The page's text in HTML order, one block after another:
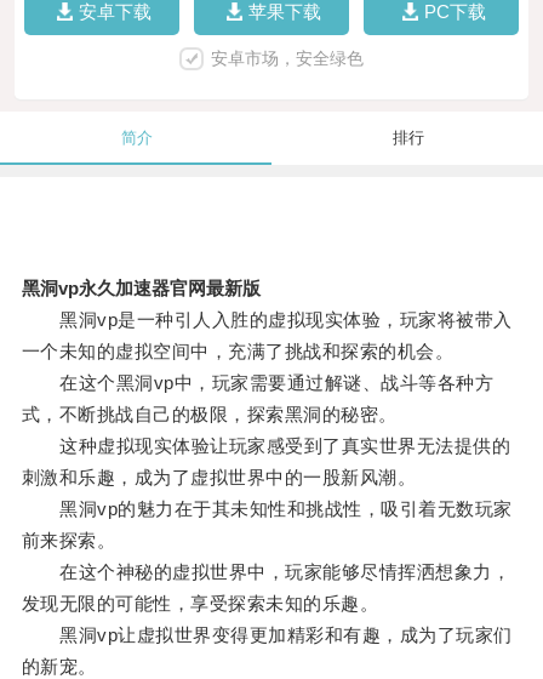
安卓下载 苹果下载 PC下载
安卓市场，安全绿色
简介 排行
黑洞vp永久加速器官网最新版
黑洞vp是一种引人入胜的虚拟现实体验，玩家将被带入
一个未知的虚拟空间中，充满了挑战和探索的机会。
在这个黑洞vp中，玩家需要通过解谜、战斗等各种方
式，不断挑战自己的极限，探索黑洞的秘密。
这种虚拟现实体验让玩家感受到了真实世界无法提供的
刺激和乐趣，成为了虚拟世界中的一股新风潮。
黑洞vp的魅力在于其未知性和挑战性，吸引着无数玩家
前来探索。
在这个神秘的虚拟世界中，玩家能够尽情挥洒想象力，
发现无限的可能性，享受探索未知的乐趣。
黑洞vp让虚拟世界变得更加精彩和有趣，成为了玩家们
的新宠。